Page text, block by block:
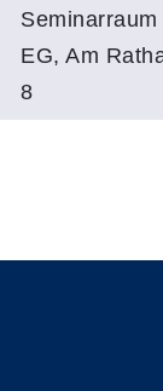
Seminarraum
EG, Am
8